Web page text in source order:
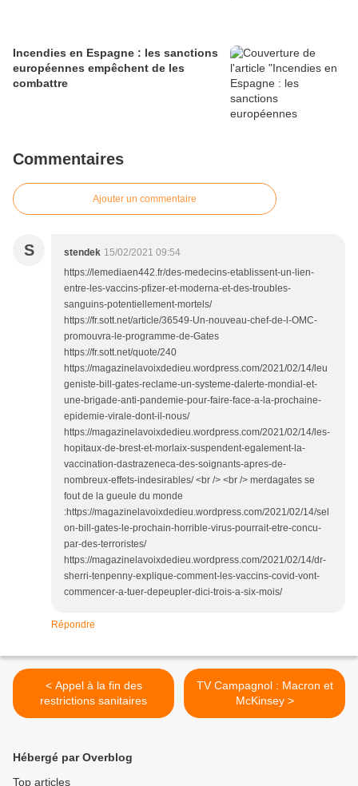
Incendies en Espagne : les sanctions
européennes empêchent de les
combattre
Commentaires
Ajouter un commentaire
S stendek 15/02/2021 09:54
https://lemediaen442.fr/des-medecins-etablissent-un-lien-
entre-les-vaccins-pfizer-et-moderna-et-des-troubles-
sanguins-potentiellement-mortels/
https://fr.sott.net/article/36549-Un-nouveau-chef-de-l-OMC-
promouvra-le-programme-de-Gates
https://fr.sott.net/quote/240
https://magazinelavoixdedieu.wordpress.com/2021/02/14/leu
geniste-bill-gates-reclame-un-systeme-dalerte-mondial-et-
une-brigade-anti-pandemie-pour-faire-face-a-la-prochaine-
epidemie-virale-dont-il-nous/
https://magazinelavoixdedieu.wordpress.com/2021/02/14/les-
hopitaux-de-brest-et-morlaix-suspendent-egalement-la-
vaccination-dastrazeneca-des-soignants-apres-de-
nombreux-effets-indesirables/ <br /> <br /> merdagates se
fout de la gueule du monde
:https://magazinelavoixdedieu.wordpress.com/2021/02/14/sel
on-bill-gates-le-prochain-horrible-virus-pourrait-etre-concu-
par-des-terroristes/
https://magazinelavoixdedieu.wordpress.com/2021/02/14/dr-
sherri-tenpenny-explique-comment-les-vaccins-covid-vont-
commencer-a-tuer-depeupler-dici-trois-a-six-mois/
Répondre
< Appel à la fin des
restrictions sanitaires
TV Campagnol : Macron et
McKinsey >
Hébergé par Overblog
Top articles